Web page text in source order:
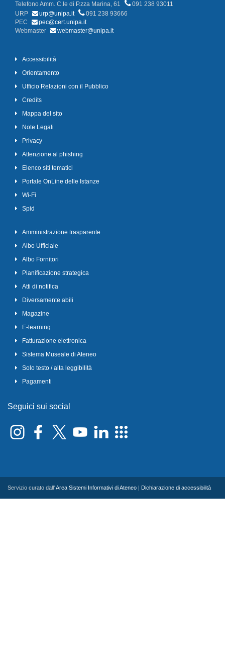
Telefono Amm. C.le di P.zza Marina, 61
091 238 93011
URP
urp@unipa.it
091 238 93666
PEC
pec@cert.unipa.it
Webmaster
webmaster@unipa.it
Accessibilità
Orientamento
Ufficio Relazioni con il Pubblico
Credits
Mappa del sito
Note Legali
Privacy
Attenzione al phishing
Elenco siti tematici
Portale OnLine delle Istanze
Wi-Fi
Spid
Amministrazione trasparente
Albo Ufficiale
Albo Fornitori
Pianificazione strategica
Atti di notifica
Diversamente abili
Magazine
E-learning
Fatturazione elettronica
Sistema Museale di Ateneo
Solo testo / alta leggibilità
Pagamenti
Seguici sui social
Servizio curato dall'Area Sistemi Informativi di Ateneo Dichiarazione di accessibilità